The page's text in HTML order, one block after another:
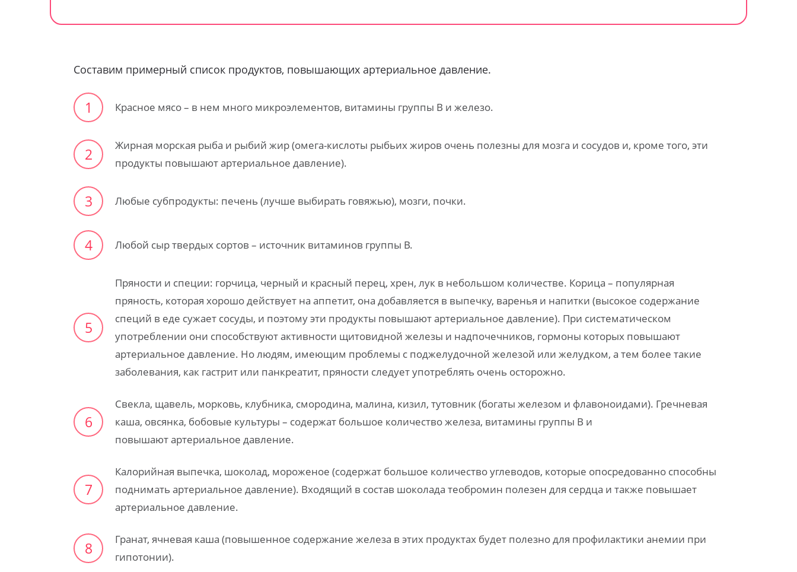
Составим примерный список продуктов, повышающих артериальное давление.
1 Красное мясо – в нем много микроэлементов, витамины группы В и железо.
2
Жирная морская рыба и рыбий жир (омега-кислоты рыбьих жиров очень полезны для мозга и сосудов и, кроме того, эти
продукты повышают артериальное давление).
3 Любые субпродукты: печень (лучше выбирать говяжью), мозги, почки.
4 Любой сыр твердых сортов – источник витаминов группы В.
5
Пряности и специи: горчица, черный и красный перец, хрен, лук в небольшом количестве. Корица – популярная
пряность, которая хорошо действует на аппетит, она добавляется в выпечку, варенья и напитки (высокое содержание
специй в еде сужает сосуды, и поэтому эти продукты повышают артериальное давление). При систематическом
употреблении они способствуют активности щитовидной железы и надпочечников, гормоны которых повышают
артериальное давление. Но людям, имеющим проблемы с поджелудочной железой или желудком, а тем более такие
заболевания, как гастрит или панкреатит, пряности следует употреблять очень осторожно.
6
Свекла, щавель, морковь, клубника, смородина, малина, кизил, тутовник (богаты железом и флавоноидами). Гречневая
каша, овсянка, бобовые культуры – содержат большое количество железа, витамины группы В и
повышают артериальное давление.
7
Калорийная выпечка, шоколад, мороженое (содержат большое количество углеводов, которые опосредованно способны
поднимать артериальное давление). Входящий в состав шоколада теобромин полезен для сердца и также повышает
артериальное давление.
8
Гранат, ячневая каша (повышенное содержание железа в этих продуктах будет полезно для профилактики анемии при
гипотонии).